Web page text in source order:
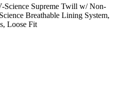
Science Supreme Twill w/ Non-
Breathable Lining System,
Loose Fit